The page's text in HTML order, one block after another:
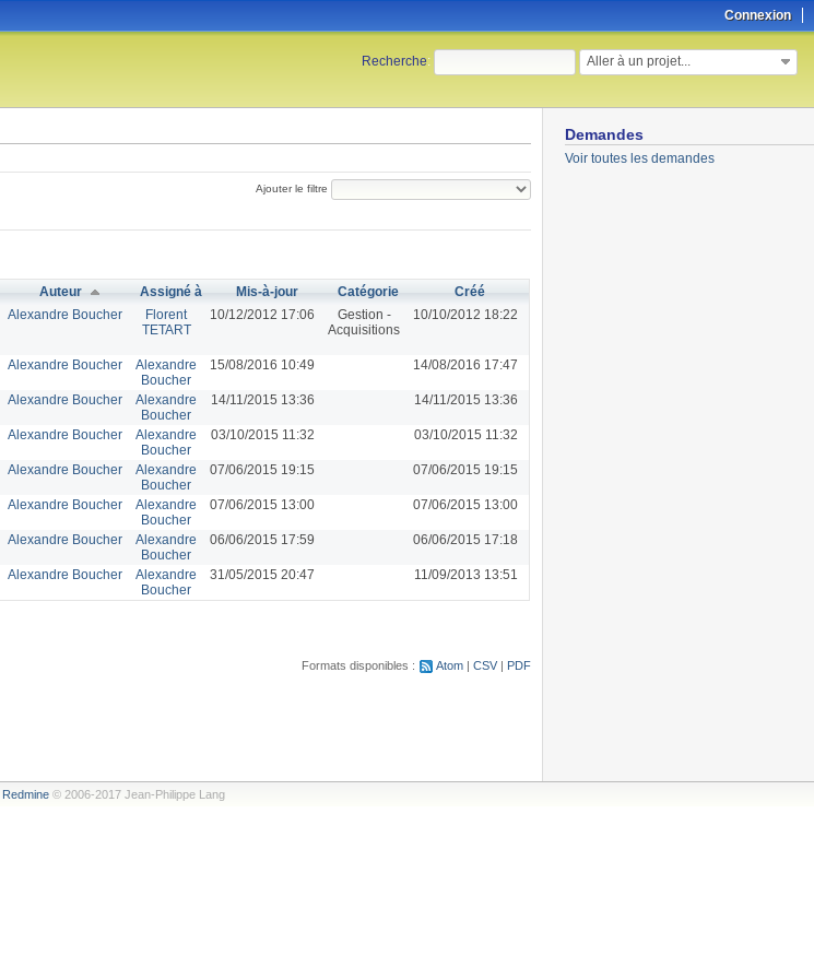
Connexion
Recherche: Aller à un projet...
Demandes
Voir toutes les demandes
Ajouter le filtre
Auteur Assigné à Mis-à-jour Catégorie
Créé
Alexandre Boucher
Florent
TETART
10/12/2012 17:06
Gestion -
Acquisitions
10/10/2012 18:22
Alexandre Boucher
Alexandre
Boucher
15/08/2016 10:49 14/08/2016 17:47
Alexandre Boucher
Alexandre
Boucher
14/11/2015 13:36 14/11/2015 13:36
Alexandre Boucher
Alexandre
Boucher
03/10/2015 11:32 03/10/2015 11:32
Alexandre Boucher
Alexandre
Boucher
07/06/2015 19:15 07/06/2015 19:15
Alexandre Boucher
Alexandre
Boucher
07/06/2015 13:00 07/06/2015 13:00
Alexandre Boucher
Alexandre
Boucher
06/06/2015 17:59 06/06/2015 17:18
Alexandre Boucher
Alexandre
Boucher
31/05/2015 20:47 11/09/2013 13:51
Formats disponibles : Atom CSV PDF
Redmine© 2006-2017 Jean-Philippe Lang